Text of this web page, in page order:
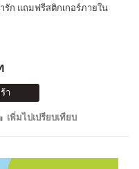
รัก แถมฟรีสติกเกอร์ภายใน
า
เพิ่มไปเปรียบเทียบ